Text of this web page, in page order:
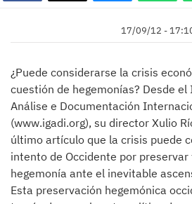
17/09/12 -
¿Puede considerarse la crisis
cuestión de hegemonías? Desde
Análise e Documentación
(www.igadi.org), su director Xulio
último artículo que la crisis puede
intento de Occidente por
hegemonía ante el inevitable
Esta preservación hegemónica